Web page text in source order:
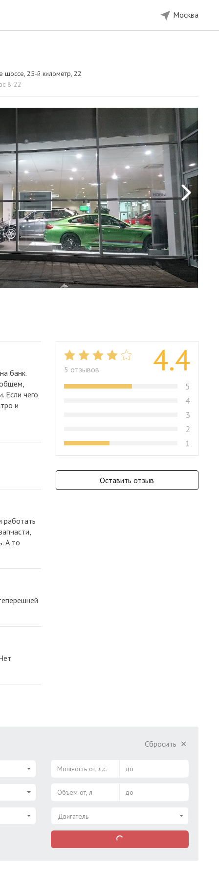
Москва
шоссе, 25-й километр, 22
8-22
банк.
Если чего
и
работать
А то
5 отзывов 4.4
5
4
3
2
1
Оставить отзыв
Сбросить ✕
Мощность от, л.с. до
Объем от, л до
Двигатель